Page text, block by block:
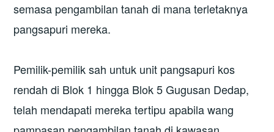
semasa pengambilan tanah di mana terletaknya
pangsapuri mereka.
Pemilik-pemilik sah untuk unit pangsapuri kos
rendah di Blok 1 hingga Blok 5 Gugusan Dedap,
telah mendapati mereka tertipu apabila wang